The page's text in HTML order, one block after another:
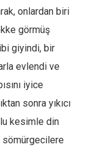
onlardan biri
görmüş
giyindi, bir
evlendi ve
iyice
sonra yıkıcı
kesimle din
sömürgecilere